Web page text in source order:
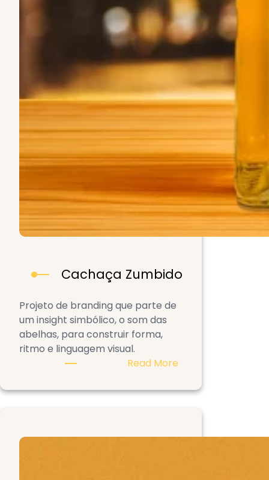
Cachaça Zumbido
Projeto de branding que parte de
um insight simbólico, o som das
abelhas, para construir forma,
ritmo e linguagem visual.
Read More:
Zumbido